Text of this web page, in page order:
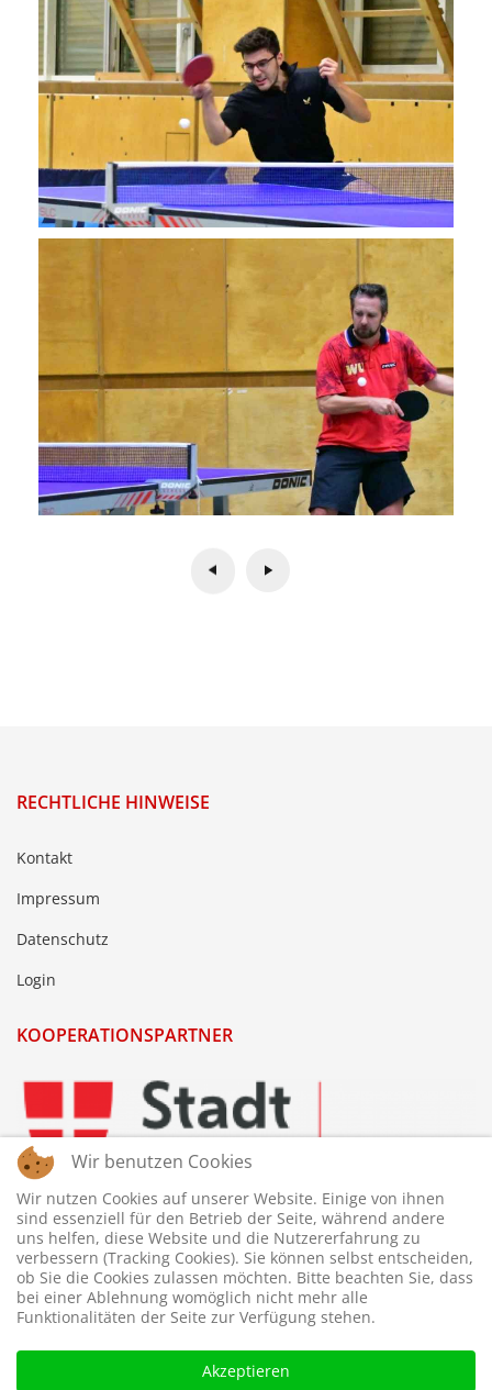
RECHTLICHE HINWEISE
Kontakt
Impressum
Datenschutz
Login
KOOPERATIONSPARTNER
Wir benutzen Cookies
Wir nutzen Cookies auf unserer Website. Einige von ihnen
sind essenziell für den Betrieb der Seite, während andere
uns helfen, diese Website und die Nutzererfahrung zu
verbessern (Tracking Cookies). Sie können selbst entscheiden,
ob Sie die Cookies zulassen möchten. Bitte beachten Sie, dass
bei einer Ablehnung womöglich nicht mehr alle
Funktionalitäten der Seite zur Verfügung stehen.
Akzeptieren